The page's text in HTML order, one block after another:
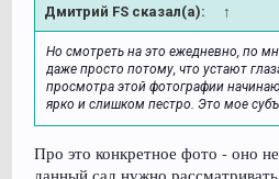
Дмитрий FS сказал(а): ↑
Но смотреть на это ежедневно, по
даже просто потому, что устают
просмотра этой фотографии
ярко и слишком пестро. Это мое
Про это конкретное фото - оно
данный сад нужно